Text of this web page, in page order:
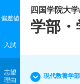
偏差値
入試
志望
理由
四国学院大
学部・
現代教養学部